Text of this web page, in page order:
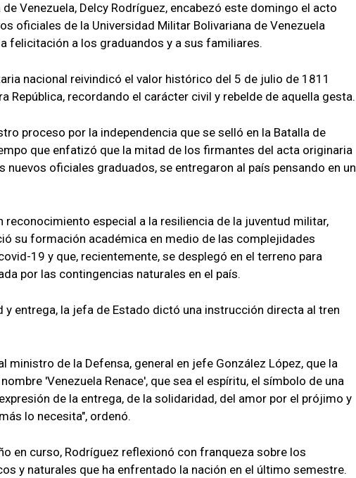
Venezuela, Delcy Rodríguez, encabezó este domingo el acto
oficiales de la Universidad Militar Bolivariana de Venezuela
felicitación a los graduandos y a sus familiares.
nacional reivindicó el valor histórico del 5 de julio de 1811
República, recordando el carácter civil y rebelde de aquella gesta.
proceso por la independencia que se selló en la Batalla de
que enfatizó que la mitad de los firmantes del acta originaria
nuevos oficiales graduados, se entregaron al país pensando en un
reconocimiento especial a la resiliencia de la juventud militar,
su formación académica en medio de las complejidades
19 y que, recientemente, se desplegó en el terreno para
por las contingencias naturales en el país.
entrega, la jefa de Estado dictó una instrucción directa al tren
ministro de la Defensa, general en jefe González López, que la
'Venezuela Renace', que sea el espíritu, el símbolo de una
de la entrega, de la solidaridad, del amor por el prójimo y
lo necesita", ordenó.
en curso, Rodríguez reflexionó con franqueza sobre los
y naturales que ha enfrentado la nación en el último semestre.